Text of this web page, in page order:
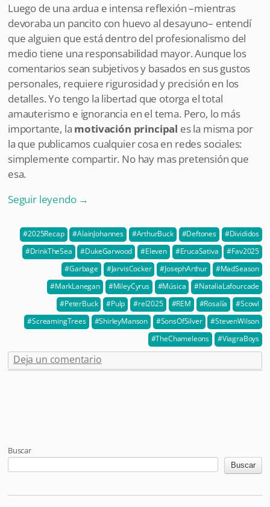
Luego de una ardua e intensa reflexión –mientras
devoraba un pancito con huevo al desayuno– entendí
que alguien que está dentro del profesionalismo del
medio tiene una responsabilidad mayor. Aunque los
comentarios sean subjetivos y basados en sus gustos
personales, requiere rigurosidad y precisión en los
detalles. Yo tengo la libertad que otorga el total
amauterismo e ignorancia en el tema. Pero, lo más
importante, la motivación principal es la misma por
la que publicamos cualquier cosa en redes sociales:
simplemente compartir. No hay mas pretensión que
esa.
Seguir leyendo →
2025Recap AlainJohannes ArthurBuck Deftones
Divididos
DrinkTheSea
DukeGarwood Eleven ErucaSativa
Fav2025
Garbage
JarvisCocker JosephArthur
MadSeason
MarkLanegan
MileyCyrus Música
NataliaLafourcade
PeterBuck
Pulp rel2025 REM Rosalía
Scowl
ScreamingTrees
ShirleyManson SonsOfSilver
StevenWilson
TheChameleons
ViagraBoys
Deja un comentario
Buscar
Buscar